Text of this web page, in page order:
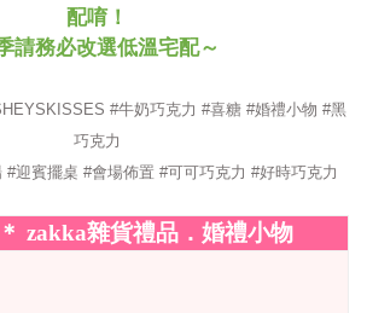
配唷！
請務必改選低溫宅配～
#牛奶巧克力 #喜糖 #婚禮小物 #黑
巧克力
#迎賓擺桌 #會場佈置 #可可巧克力 #好時巧克力
＊ zakka雜貨禮品．婚禮小物